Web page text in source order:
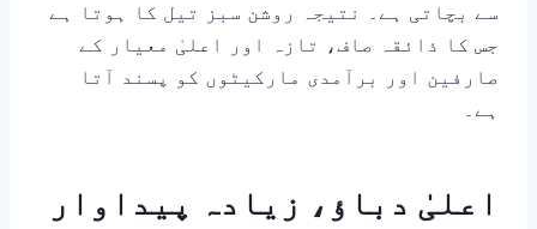
سے بچاتی ہے۔ نتیجہ روشن سبز تیل کا ہوتا ہے
جس کا ذائقہ صاف، تازہ اور اعلیٰ معیار کے
صارفین اور برآمدی مارکیٹوں کو پسند آتا
ہے۔
اعلیٰ دباؤ، زیادہ پیداوار